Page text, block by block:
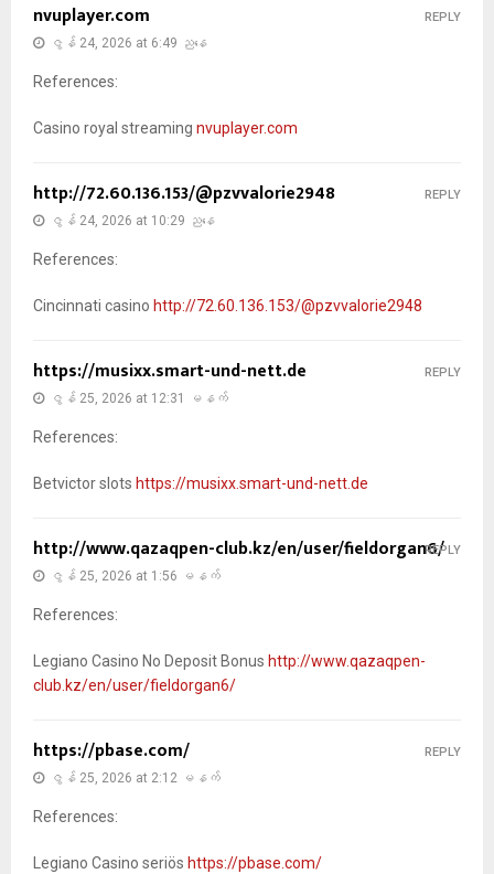
nvuplayer.com
ဇွန် 24, 2026 at 6:49 ညနေ
References:
Casino royal streaming nvuplayer.com
REPLY
http://72.60.136.153/@pzvvalorie2948
ဇွန် 24, 2026 at 10:29 ညနေ
References:
Cincinnati casino http://72.60.136.153/@pzvvalorie2948
REPLY
https://musixx.smart-und-nett.de
ဇွန် 25, 2026 at 12:31 မနက်
References:
Betvictor slots https://musixx.smart-und-nett.de
REPLY
http://www.qazaqpen-club.kz/en/user/fieldorgan6/
ဇွန် 25, 2026 at 1:56 မနက်
References:
Legiano Casino No Deposit Bonus http://www.qazaqpen-
club.kz/en/user/fieldorgan6/
REPLY
https://pbase.com/
ဇွန် 25, 2026 at 2:12 မနက်
References:
Legiano Casino seriös https://pbase.com/
REPLY